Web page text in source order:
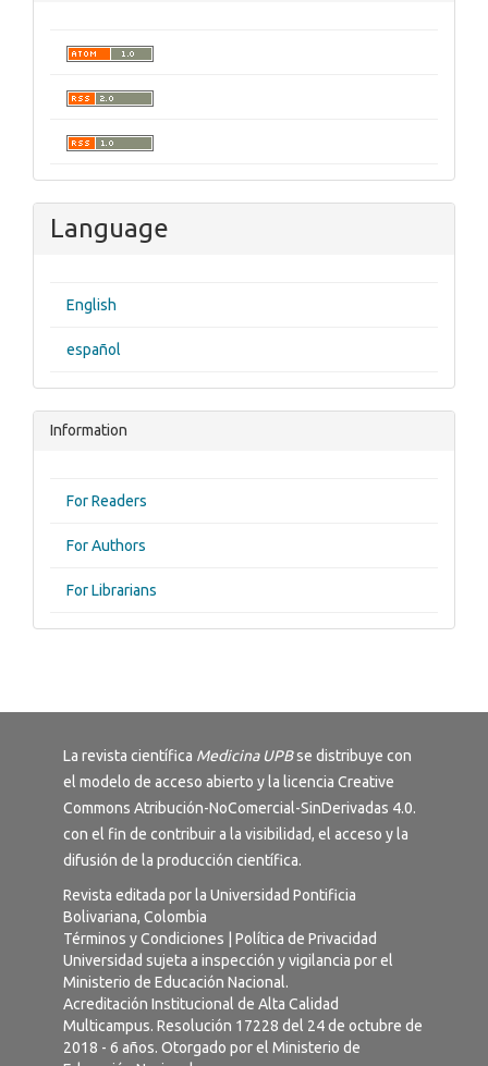
Language
English
español
Information
For Readers
For Authors
For Librarians
La revista científica Medicina UPBse distribuye con
el modelo de acceso abierto y la licencia Creative
Commons Atribución-NoComercial-SinDerivadas 4.0.
con el fin de contribuir a la visibilidad, el acceso y la
difusión de la producción científica.
Revista editada por la Universidad Pontificia
Bolivariana, Colombia
Términos y Condiciones
Política de Privacidad
Universidad sujeta a inspección y vigilancia por el
Ministerio de Educación Nacional.
Acreditación Institucional de Alta Calidad
Multicampus. Resolución 17228 del 24 de octubre de
2018 - 6 años. Otorgado por el Ministerio de